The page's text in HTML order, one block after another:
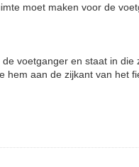
moet maken voor de
voetganger en staat in
hem aan de zijkant van het